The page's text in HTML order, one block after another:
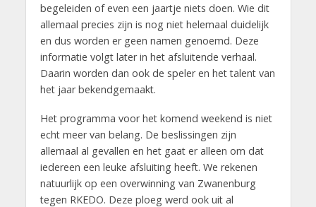
begeleiden of even een jaartje niets doen. Wie dit
allemaal precies zijn is nog niet helemaal duidelijk
en dus worden er geen namen genoemd. Deze
informatie volgt later in het afsluitende verhaal.
Daarin worden dan ook de speler en het talent van
het jaar bekendgemaakt.
Het programma voor het komend weekend is niet
echt meer van belang. De beslissingen zijn
allemaal al gevallen en het gaat er alleen om dat
iedereen een leuke afsluiting heeft. We rekenen
natuurlijk op een overwinning van Zwanenburg
tegen RKEDO. Deze ploeg werd ook uit al